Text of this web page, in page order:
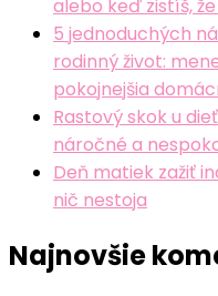
alebo keď zistíš,
5 jednoduchých
rodinný život:
pokojnejšia
Rastový skok u
náročné a
Deň matiek zažiť
nič nestoja
Najnovšie